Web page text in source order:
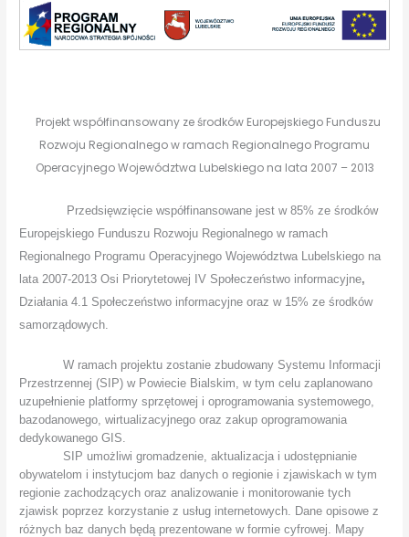
Projekt współfinansowany ze środków Europejskiego Funduszu
Rozwoju Regionalnego w ramach Regionalnego Programu
Operacyjnego Województwa Lubelskiego na lata 2007 – 2013
Przedsięwzięcie współfinansowane jest w 85% ze środków
Europejskiego Funduszu Rozwoju Regionalnegow ramach
Regionalnego Programu Operacyjnego Województwa Lubelskiego na
lata 2007-2013 Osi Priorytetowej IV Społeczeństwo informacyjne,
Działania 4.1 Społeczeństwo informacyjne oraz w 15% ze środków
samorządowych.
W ramach projektu zostanie zbudowany Systemu Informacji
Przestrzennej (SIP) w Powiecie Bialskim, w tym celu zaplanowano
uzupełnienie platformy sprzętowej i oprogramowania systemowego,
bazodanowego, wirtualizacyjnego oraz zakup oprogramowania
dedykowanego GIS.
SIP umożliwi gromadzenie, aktualizacja i udostępnianie
obywatelom i instytucjom baz danych o regionie i zjawiskach w tym
regionie zachodzących oraz analizowanie i monitorowanie tych
zjawisk poprzez korzystanie z usług internetowych. Dane opisowe z
różnych baz danych będą prezentowane w formie cyfrowej. Mapy